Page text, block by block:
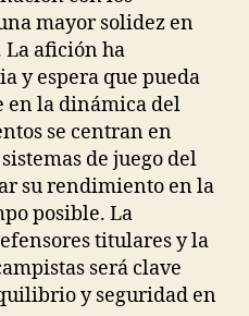
mayor solidez en
La afición ha
y espera que pueda
en la dinámica del
se centran en
de juego del
su rendimiento en la
posible. La
titulares y la
será clave
y seguridad en